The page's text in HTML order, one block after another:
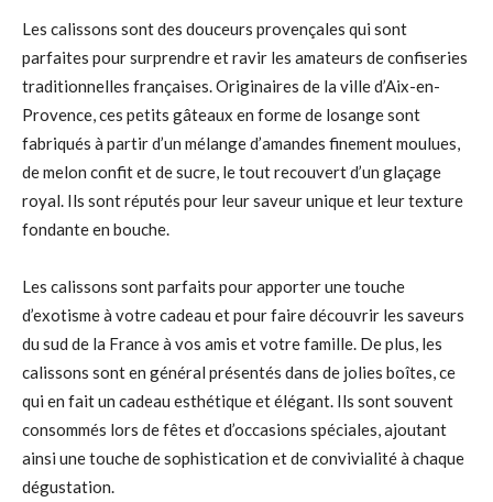
Les calissons sont des douceurs provençales qui sont
parfaites pour surprendre et ravir les amateurs de confiseries
traditionnelles françaises. Originaires de la ville d’Aix-en-
Provence, ces petits gâteaux en forme de losange sont
fabriqués à partir d’un mélange d’amandes finement moulues,
de melon confit et de sucre, le tout recouvert d’un glaçage
royal. Ils sont réputés pour leur saveur unique et leur texture
fondante en bouche.
Les calissons sont parfaits pour apporter une touche
d’exotisme à votre cadeau et pour faire découvrir les saveurs
du sud de la France à vos amis et votre famille. De plus, les
calissons sont en général présentés dans de jolies boîtes, ce
qui en fait un cadeau esthétique et élégant. Ils sont souvent
consommés lors de fêtes et d’occasions spéciales, ajoutant
ainsi une touche de sophistication et de convivialité à chaque
dégustation.